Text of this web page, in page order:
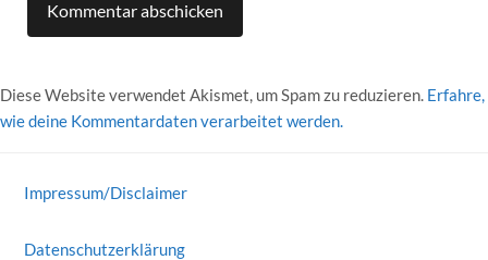
Diese Website verwendet Akismet, um Spam zu reduzieren. Erfahre,
wie deine Kommentardaten verarbeitet werden.
Impressum/Disclaimer
Datenschutzerklärung